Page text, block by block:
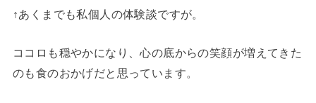
↑あくまでも私個人の体験談ですが。
ココロも穏やかになり、心の底からの笑顔が増えてきた
のも食のおかげだと思っています。